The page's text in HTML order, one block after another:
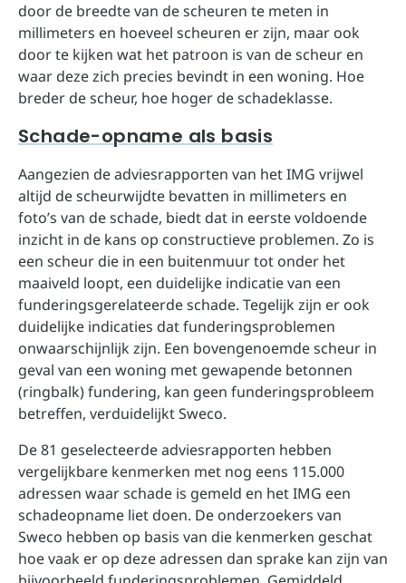
door de breedte van de scheuren te meten in
millimeters en hoeveel scheuren er zijn, maar ook
door te kijken wat het patroon is van de scheur en
waar deze zich precies bevindt in een woning. Hoe
breder de scheur, hoe hoger de schadeklasse.
Schade-opname als basis
Aangezien de adviesrapporten van het IMG vrijwel
altijd de scheurwijdte bevatten in millimeters en
foto’s van de schade, biedt dat in eerste voldoende
inzicht in de kans op constructieve problemen. Zo is
een scheur die in een buitenmuur tot onder het
maaiveld loopt, een duidelijke indicatie van een
funderingsgerelateerde schade. Tegelijk zijn er ook
duidelijke indicaties dat funderingsproblemen
onwaarschijnlijk zijn. Een bovengenoemde scheur in
geval van een woning met gewapende betonnen
(ringbalk) fundering, kan geen funderingsprobleem
betreffen, verduidelijkt Sweco.
De 81 geselecteerde adviesrapporten hebben
vergelijkbare kenmerken met nog eens 115.000
adressen waar schade is gemeld en het IMG een
schadeopname liet doen. De onderzoekers van
Sweco hebben op basis van die kenmerken geschat
hoe vaak er op deze adressen dan sprake kan zijn van